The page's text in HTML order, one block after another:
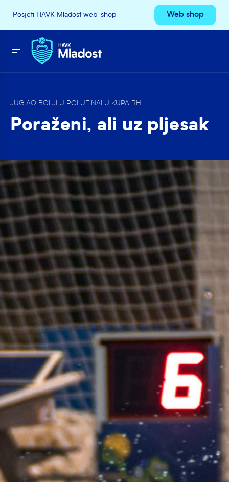
Posjeti HAVK Mladost web-shop Web shop
JUG AO BOLJI U POLUFINALU KUPA RH
Poraženi, ali uz pljesak